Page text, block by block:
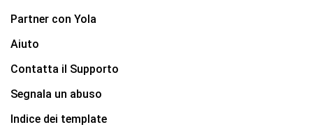
Partner con Yola
Aiuto
Contatta il Supporto
Segnala un abuso
Indice dei template